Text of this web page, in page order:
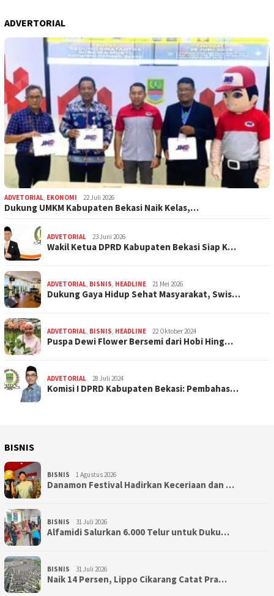
ADVERTORIAL
ADVETORIAL, EKONOMI 22 Juli 2026
Dukung UMKM Kabupaten Bekasi Naik Kelas,…
ADVETORIAL 23 Juni 2026
Wakil Ketua DPRD Kabupaten Bekasi Siap K…
ADVETORIAL, BISNIS, HEADLINE 21 Mei 2026
Dukung Gaya Hidup Sehat Masyarakat, Swis…
ADVETORIAL, BISNIS, HEADLINE 22 Oktober 2024
Puspa Dewi Flower Bersemi dari Hobi Hing…
ADVETORIAL 28 Juli 2024
Komisi I DPRD Kabupaten Bekasi: Pembahas…
BISNIS
BISNIS 1 Agustus 2026
Danamon Festival Hadirkan Keceriaan dan …
BISNIS 31 Juli 2026
Alfamidi Salurkan 6.000 Telur untuk Duku…
BISNIS 31 Juli 2026
Naik 14 Persen, Lippo Cikarang Catat Pra…